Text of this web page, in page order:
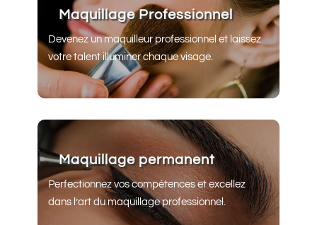
Maquillage Professionnel
Devenez un maquilleur professionnel et laissez
votre talent illuminer chaque visage.
Maquillage permanent
Perfectionnez vos compétences et excellez
dans l’art du maquillage professionnel.